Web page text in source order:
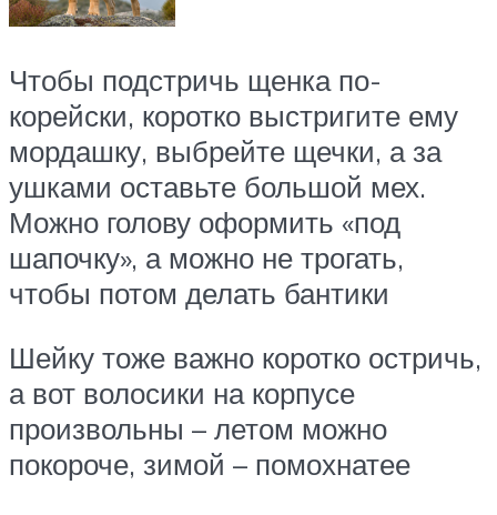
Чтобы подстричь щенка по-
корейски, коротко выстригите ему
мордашку, выбрейте щечки, а за
ушками оставьте большой мех.
Можно голову оформить «под
шапочку», а можно не трогать,
чтобы потом делать бантики
Шейку тоже важно коротко остричь,
а вот волосики на корпусе
произвольны – летом можно
покороче, зимой – помохнатее